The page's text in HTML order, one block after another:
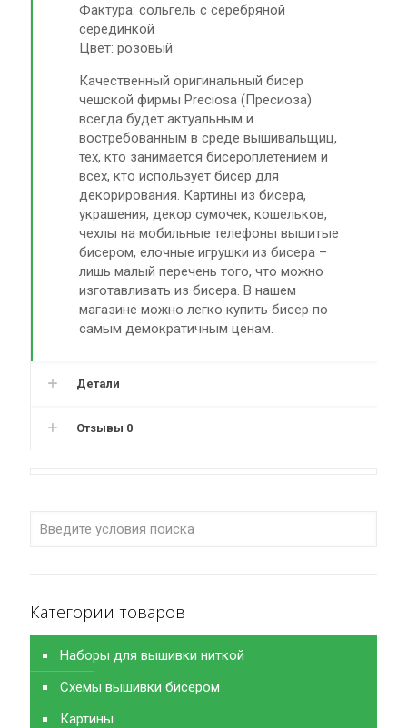
Фактура: сольгель с серебряной
серединкой
Цвет: розовый
Качественный оригинальный бисер
чешской фирмы Preciosa (Пресиоза)
всегда будет актуальным и
востребованным в среде вышивальщиц,
тех, кто занимается бисероплетением и
всех, кто использует бисер для
декорирования. Картины из бисера,
украшения, декор сумочек, кошельков,
чехлы на мобильные телефоны вышитые
бисером, елочные игрушки из бисера –
лишь малый перечень того, что можно
изготавливать из бисера. В нашем
магазине можно легко купить бисер по
самым демократичным ценам.
Детали
Отзывы 0
Категории товаров
Наборы для вышивки ниткой
Схемы вышивки бисером
Картины